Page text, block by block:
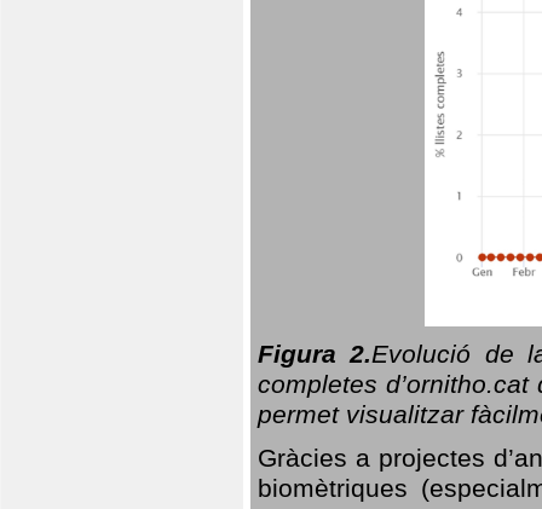
Figura 2.Evolució de
completes
permet visualitzar
Gràcies a projectes
biomètriques